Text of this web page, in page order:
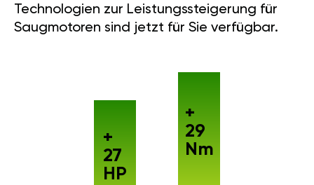
Technologien zur Leistungssteigerung für
Saugmotoren sind jetzt für Sie verfügbar.
+
27
HP
+
29
Nm